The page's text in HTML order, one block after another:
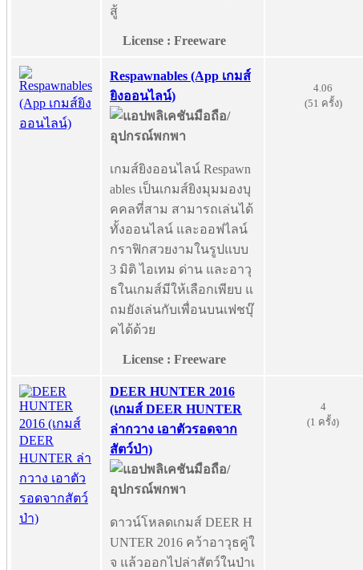
สู้
License : Freeware
Respawnables (App เกมส์
ยิงออนไลน์)
เกมส์ยิงออนไลน์ Respawn
ables เป็นเกมส์ยิงมุมมองบุ
คคลที่สาม สามารถเล่นได้
ทั้งออนไลน์ และออฟไลน์
กราฟิกสวยงามในรูปแบบ
3 มิติ ไอเทม ด่าน และอาวุ
ธในเกมส์มีให้เลือกเพียบ แ
ถมยังเล่นกับเพื่อนบนเฟชบุ๊
คได้ด้วย
License : Freeware
4.06
(51 ครั้ง)
DEER HUNTER 2016
(เกมส์ DEER HUNTER
ล่ากวาง เอาตัวรอดจาก
สัตว์ป่า)
ดาวน์โหลดเกมส์ DEER H
UNTER 2016 คว้าอาวุธคู่ใ
จ แล้วออกไปล่าสัตว์ในป่าเ
4
(1 ครั้ง)